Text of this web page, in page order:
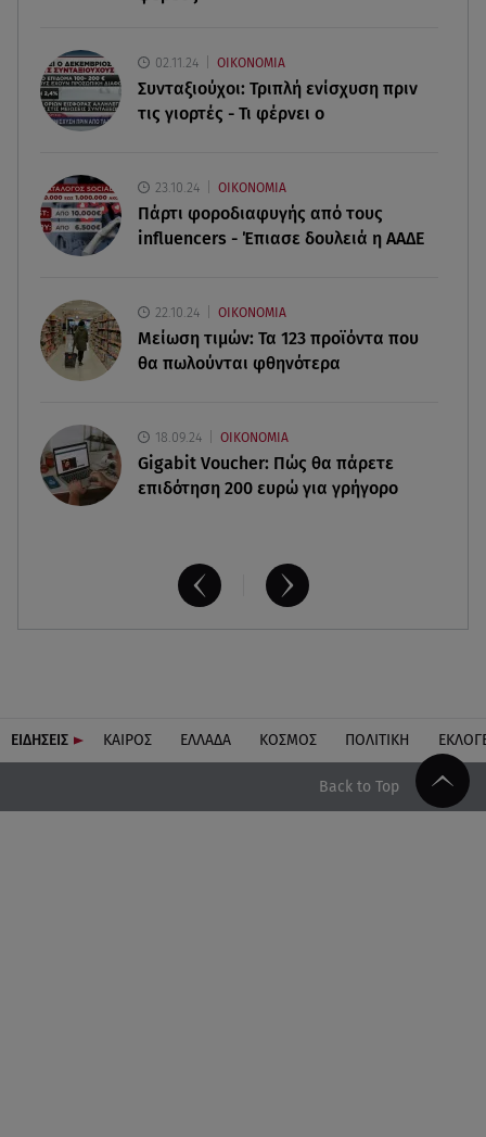
Αιγαίο
07.08.26 , 21:00
MINI Aceman E: Τα αξεσουάρ για περιπετειώδεις
07.08.26 , 20:47
Χανιά: Νεκρή βρέθηκε αγνοούμενη - Ξέφυγε από
αστυνομικούς που την εντόπισαν
02.11.24 ΟΙΚΟΝΟΜΙΑ
Συνταξιούχοι: Τριπλή ενίσχυση πριν
τις γιορτές - Τι φέρνει ο
23.10.24 ΟΙΚΟΝΟΜΙΑ
Πάρτι φοροδιαφυγής από τους
influencers - Έπιασε δουλειά η ΑΑΔΕ
22.10.24 ΟΙΚΟΝΟΜΙΑ
Μείωση τιμών: Τα 123 προϊόντα που
θα πωλούνται φθηνότερα
18.09.24 ΟΙΚΟΝΟΜΙΑ
Gigabit Voucher: Πώς θα πάρετε
επιδότηση 200 ευρώ για γρήγορο
ΕΙΔΗΣΕΙΣ ΚΑΙΡΟΣ ΕΛΛΑΔΑ ΚΟΣΜΟΣ ΠΟΛΙΤΙΚΗ
Back to Top